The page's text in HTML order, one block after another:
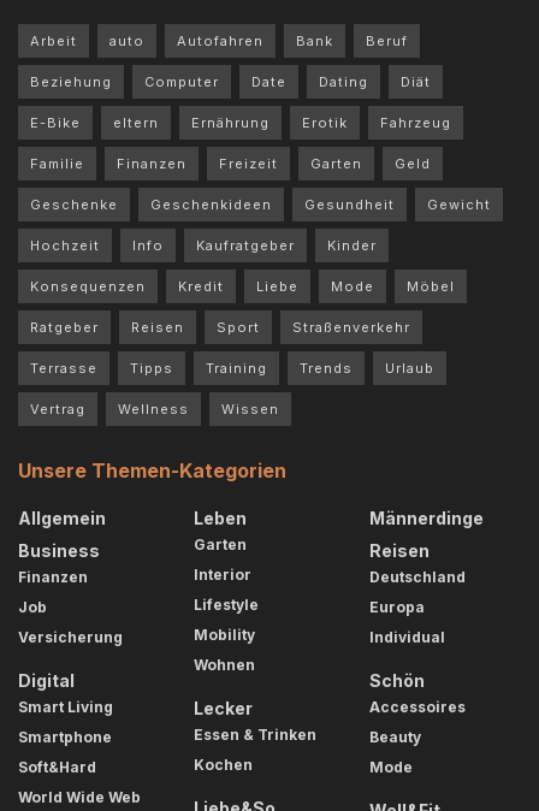
Arbeit auto Autofahren Bank Beruf
Beziehung Computer Date Dating Diät
E-Bike eltern Ernährung Erotik Fahrzeug
Familie Finanzen Freizeit Garten Geld
Geschenke Geschenkideen Gesundheit Gewicht
Hochzeit Info Kaufratgeber Kinder
Konsequenzen Kredit Liebe Mode Möbel
Ratgeber Reisen Sport Straßenverkehr
Terrasse Tipps Training Trends Urlaub
Vertrag Wellness Wissen
Unsere Themen-Kategorien
Allgemein
Business
Finanzen
Job
Versicherung
Digital
Smart Living
Smartphone
Soft&Hard
World Wide Web
Leben
Garten
Interior
Lifestyle
Mobility
Wohnen
Lecker
Essen & Trinken
Kochen
Männerdinge
Reisen
Deutschland
Europa
Individual
Schön
Accessoires
Beauty
Mode